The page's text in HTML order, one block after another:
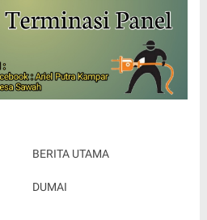
BERITA UTAMA
DUMAI